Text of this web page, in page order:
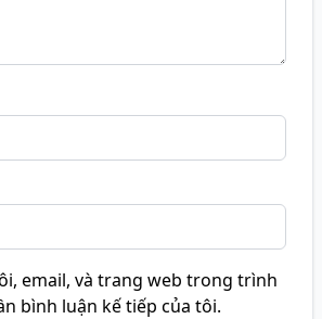
email, và trang web trong trình
bình luận kế tiếp của tôi.